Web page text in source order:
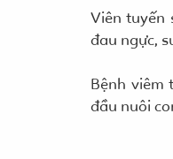
Viên tuyến
đau ngực,
Bệnh viêm
đầu nuôi